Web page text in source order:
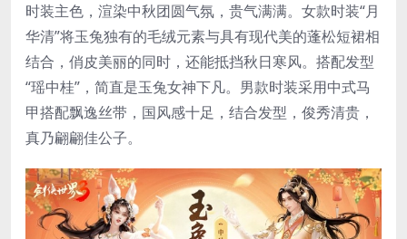
时装主色，渲染中秋团圆气氛，贵气满满。女款时装“月
华清”将玉兔独有的毛绒元素与具有现代美的蓬松短裙相
结合，俏皮美丽的同时，还能抵挡秋日寒风。搭配发型
“瑶中桂”，简直是玉兔女神下凡。男款时装采用中式马
甲搭配飘逸丝带，国风感十足，结合发型，俊秀清贵，
真乃翩翩佳公子。